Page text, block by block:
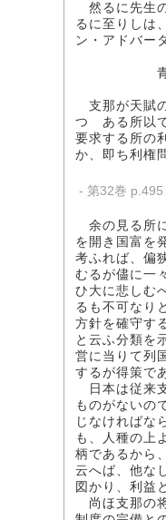
然るに先生
るに至りしは
ン・アドバー
青淵先生
（大正
支那が天賦
つゝある所以
要求する所の
か、即ち利権
- 第32巻 p.495
余の見る所
を開き国富を
考ふれば、偏
むるが儘に一
ひ大に悲しむ
るも不可なり
方針を確守す
と云ふ分類を
営に当りて列
するが得策で
日本は従来
ものがないの
じなければな
も、人種の上
柄であるから
云へば、他な
図かり、利益
尚ほ支那の